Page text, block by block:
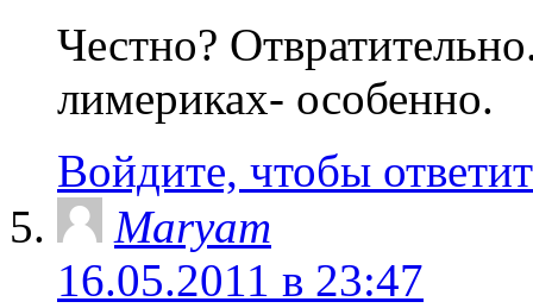
Честно?
лимериках- особенно.
Войдите, чтобы
Maryam
16.05.2011 в 23:47